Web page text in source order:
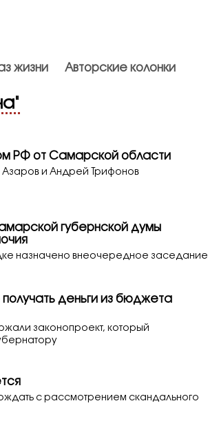
жизни Авторские колонки
"
РФ от Самарской области
Азаров и Андрей Трифонов
губернской думы
назначено внеочередное заседание
деньги из бюджета
законопроект, который
с рассмотрением скандального